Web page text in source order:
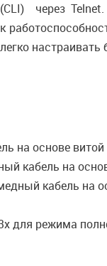
через Telnet.
на основе
кабель на
кабель на
для режима